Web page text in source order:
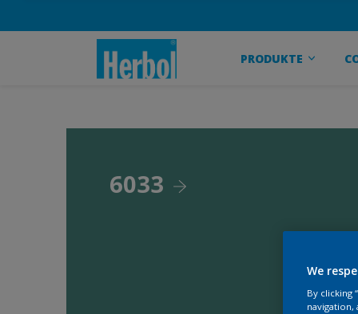
PRODUKTE
6033
We
By clicking
navigation,